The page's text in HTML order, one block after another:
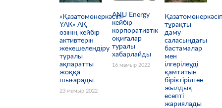
«Қазатомөнеркәсіп»
ҰАК» АҚ
өзінің кейбір
активтерін
жекешелендіру
туралы
ақпаратты
жоққа
шығарады
23 мамыр 2022
ANU Energy
кейбір
корпоративтік
оқиғалар
туралы
хабарлайды
16 мамыр 2022
тұрақты
даму
саласындағы
бастамалар
мен
ілгерілеуді
қамтитын
біріктірілген
жылдық
есепті
жариялады